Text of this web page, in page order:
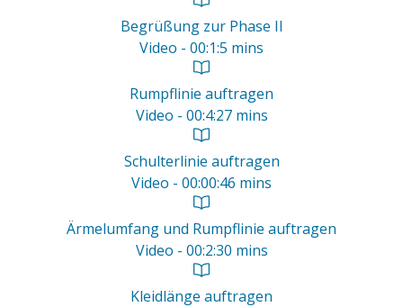
Begrüßung zur Phase II
Video - 00:1:5 mins
Rumpflinie auftragen
Video - 00:4:27 mins
Schulterlinie auftragen
Video - 00:00:46 mins
Ärmelumfang und Rumpflinie auftragen
Video - 00:2:30 mins
Kleidlänge auftragen